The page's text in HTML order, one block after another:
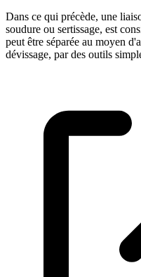
Dans ce qui précède, une
soudure ou sertissage, est
peut être séparée au moyen
dévissage, par des outils